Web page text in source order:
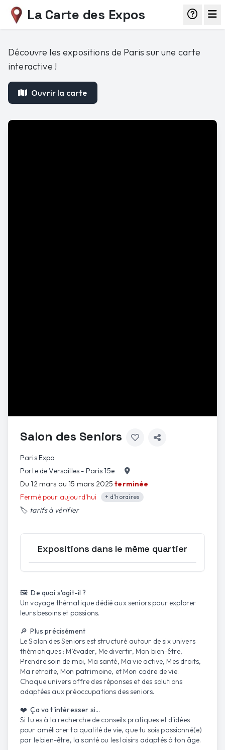
La Carte des Expos
Découvre les expositions de Paris sur une carte
interactive !
Ouvrir la carte
Salon des Seniors
Paris Expo
Porte de Versailles - Paris 15e
Du 12 mars au 15 mars 2025terminée
Fermé pour aujourd'hui
+ d'horaires
🏷️ tarifs à vérifier
Expositions dans le même quartier
🖼️ De quoi s'agit-il ?
Un voyage thématique dédié aux seniors pour explorer
leurs besoins et passions.
🔎 Plus précisément
Le Salon des Seniors est structuré autour de six univers
thématiques : M’évader, Me divertir, Mon bien-être,
Prendre soin de moi, Ma santé, Ma vie active, Mes droits,
Ma retraite, Mon patrimoine, et Mon cadre de vie.
Chaque univers offre des réponses et des solutions
adaptées aux préoccupations des seniors.
❤️ Ça va t'intéresser si...
Si tu es à la recherche de conseils pratiques et d'idées
pour améliorer ta qualité de vie, que tu sois passionné(e)
par le bien-être, la santé ou les loisirs adaptés à ton âge.